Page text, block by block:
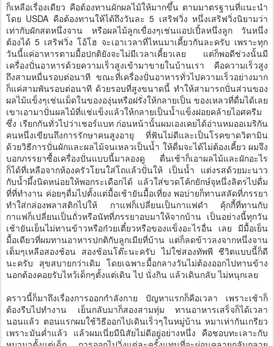
ก็เหลือเรื่องเดียว คือต้องทานผักผลไม้ให้มากขึ้น ตามมาตรฐานที่แนะนำ
โดย USDA คือต้องทานให้ได้ถึงวันละ 5 เสริฟวิ่ง หนึ่งเสริฟวิ่งนิยามว่า
เท่ากับผักสดหนึ่งจาน หรือผลไม้ลูกเขื่องๆเช่นแอปเปิ้ลหนึ่งลูก วันหนึ่ง
ต้องได้ 5 เสริฟวิ่ง โอ้โฮ จะเอาเวลาที่ไหนมาเคี้ยวกันละครับ เพราะทุก
วันนี้แค่อาหารตามมื้อปกติยังจะไม่มีเวลาเคี้ยวเลย แต่ก็พอดีช่วงนั้นมี
เครื่องปั่นอาหารด้วยความเร็วสูงเข้ามาขายในบ้านเรา คือความเร็วสูง
ถึงสามหมื่นรอบต่อนาที ขณะที่เครื่องปั่นอาหารทั่วไปความเร็วอย่างมาก
ก็แค่สามพันรอบต่อนาที ด้วยรอบที่สูงขนาดนี้ ทำให้สามารถปั่นส่วนของ
ผลไม้แข็งๆเช่นเม็ดในขององุ่นหรือฝรั่งให้กลายเป็น ของเหลวที่ดื่มได้เลย
เขาเอามาปั่นผลไม้ที่แช่แข็งแล้วให้กลายเป็นน้ำแข็งฝอยคล้ายไอศครีม
ซึ่ง เรียกกันทั่วไปว่าเชอร์แบท ก่อนหน้านั้นผมเองเคยได้อ่านหมออเมริกัน
คนหนึ่งเขียนถึงการรักษาคนสูงอายุ ที่ฟันไม่ดีและเป็นโรคขาดวิตามิน
ด้วยวิธีการปั่นผักและผลไม้จนเหลวเป็นน้ำ ให้ดื่มจะได้ไม่ต้องเคี้ยว ผมจึง
บอกภรรยาซื้อเครื่องปั่นแบบนี้มาลองดู ตื่นเช้าก็เอาผลไม้และผักอะไร
ก็ได้ที่เหลือจากห้องครัวโยนใส่โถแล้วปั่นให้ เป็นน้ำ แต่งรสด้วยมะนาว
กับน้ำผึ้งนิดหน่อยให้พอกระเดือกได้ แล้วใส่ขวดโค้กยักษ์จุหนึ่งลิตรไปดื่ม
ที่ที่ทำงาน ค่อยๆดื่มไปตั้งแต่มื้อเช้ายันมื้อเที่ยง พอบ่ายก็ทานสลัดที่ภรรยา
ทำใส่กล่องพลาสติกไปให้ กาแฟก็เปลี่ยนเป็นกาแฟดำ คุ้กกี้ที่ทานกับ
กาแฟก็เปลี่ยนเป็นถั่วหรือนัทที่ภรรยาอบมาให้จากบ้าน เป็นอย่างนี้ทุกวัน
เช้ายันเย็นไม่ทานข้าวหรือก๋วยเตี๋ยวหรือของแข็งอะไรอื่น เลย มีมื้อเย็น
มื้อเดียวที่ผมทานอาหารปกติกับลูกเมียที่บ้าน แต่ก็ลดข้าวลงจากหนึ่งจาน
เต็มๆเหลือสองช้อน สองช้อนโต๊ะนะครับ ไม่ใช่สองทัพพี ชีวิตแบบนี้ก็ดี
นะครับ สุขสบายกว่าเดิม โดยเฉพาะมื้อกลางวันไม่ต้องออกไปทานข้าง
นอกต้องคอยรับไหว้เด็กๆตั้งแต่เดิน ไป นั่งกิน แล้วเดินกลับ ไม่หนุกเลย
คราวนี้ก็มาถึงเรื่องการออกกำลังกาย ปัญหาแรกก็คือเวลา เพราะเช้าก็
ต้องรีบไปทำงาน เย็นกลับมาก็สองสามทุ่ม ทานอาหารเสร็จก็ได้เวลา
นอนแล้ว ตอนแรกผมใช้วิธีออกไปเดินเร็วๆในหมู่บ้าน หมาเห่ากันเกรียว
เพราะมันค่ำแล้ว แล้วผมเนี่ยมีนิสัยไม่ดีอยู่อย่างหนึ่ง คือชอบทะเลาะกับ